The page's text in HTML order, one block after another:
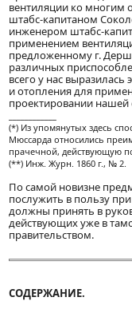
вентиляции ко многим
штабс-капитаном
инженером штабс-
применением
предложенному г.
различных
всего у нас
и отопления для
проектировании нашей
(*) Из упомянутых здесь
Мюссарда относились
прачечной, действующую
(**) Инж. Журн. 1860 г., № 2.
По самой новизне
послужить в пользу
должны принять в
действующих уже в
правительством.
СОДЕРЖАНИЕ.